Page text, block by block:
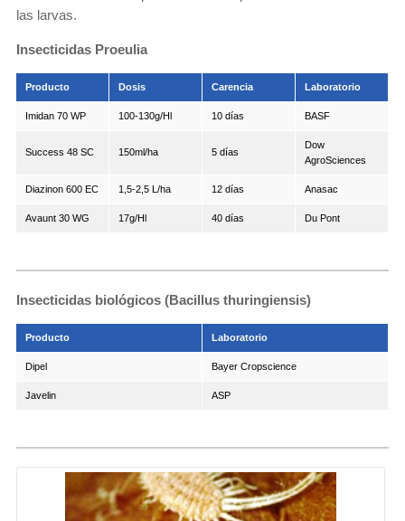
las larvas.
Insecticidas Proeulia
Producto Dosis Carencia Laboratorio
Imidan 70 WP 100-130g/Hl 10 días BASF
Success 48 SC 150ml/ha 5 días
Dow
AgroSciences
Diazinon 600 EC 1,5-2,5 L/ha 12 días Anasac
Avaunt 30 WG 17g/Hl 40 días Du Pont
Insecticidas biológicos (Bacillus thuringiensis)
Producto Laboratorio
Dipel Bayer Cropscience
Javelin ASP